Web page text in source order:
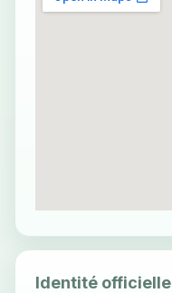
Identité officielle